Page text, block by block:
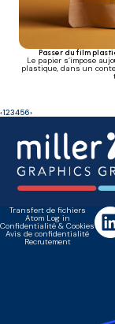
Passer du film
Le papier s’impose
plastique, dans un
‹123456›
Transfert de fichiers
Atom Log in
Confidentialité & Cookies
Avis de confidentialité
Recrutement